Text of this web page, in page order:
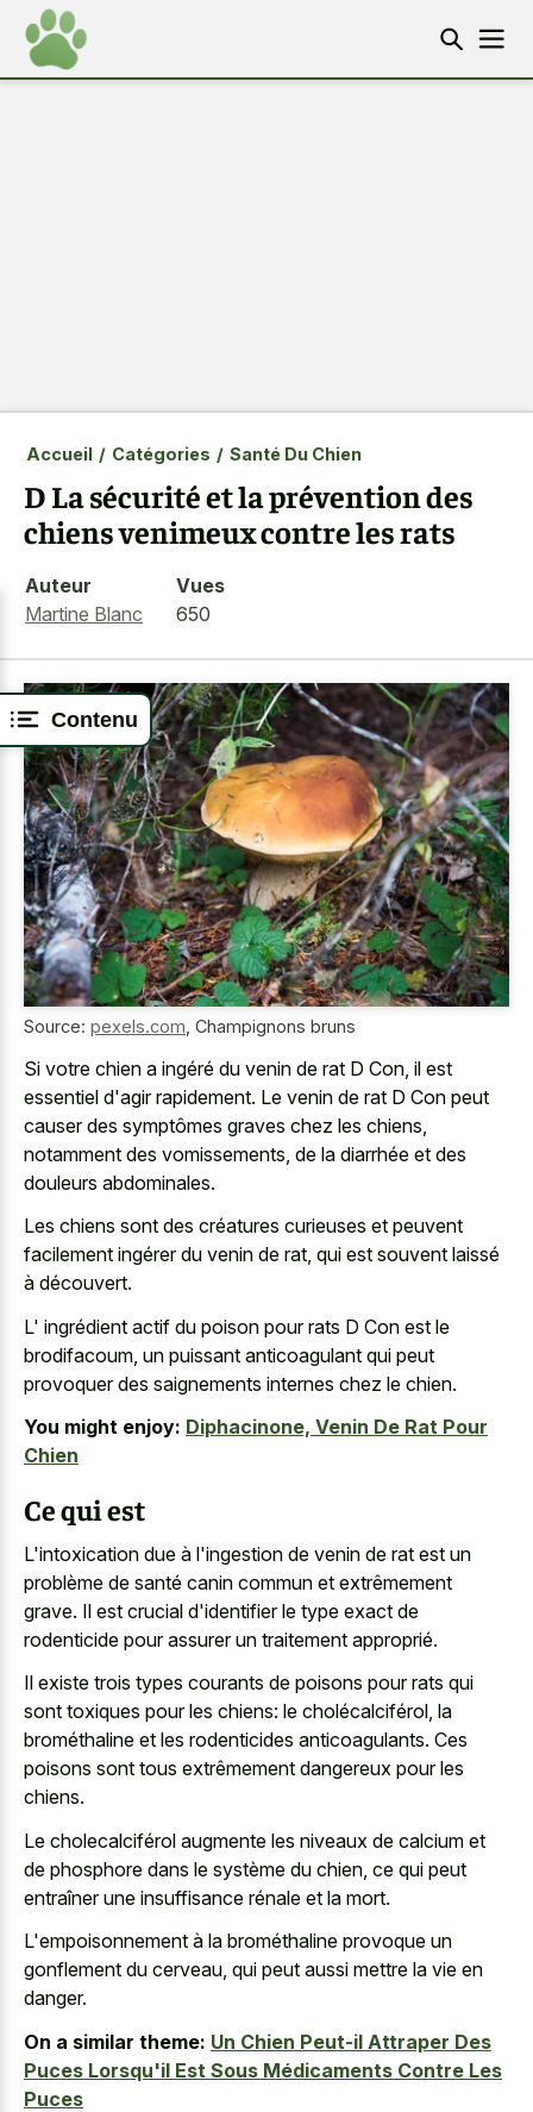
Contenu
Accueil / Catégories / Santé Du Chien
D La sécurité et la prévention des
chiens venimeux contre les rats
Auteur
Martine Blanc
Vues
650
Source: pexels.com Champignons bruns
Si votre chien a ingéré du venin de rat D Con, il est
essentiel d'agir rapidement. Le venin de rat D Con peut
causer des symptômes graves chez les chiens,
notamment des vomissements, de la diarrhée et des
douleurs abdominales.
Les chiens sont des créatures curieuses et peuvent
facilement ingérer du venin de rat, qui est souvent laissé
à découvert.
L' ingrédient actif du poison pour rats D Con est le
brodifacoum, un puissant anticoagulant qui peut
provoquer des saignements internes chez le chien.
You might enjoy: Diphacinone, Venin De Rat Pour
Chien
Ce qui est
L'intoxication due à l'ingestion de venin de rat est un
problème de santé canin commun et extrêmement
grave. Il est crucial d'identifier le type exact de
rodenticide pour assurer un traitement approprié.
Il existe trois types courants de poisons pour rats qui
sont toxiques pour les chiens: le cholécalciférol, la
brométhaline et les rodenticides anticoagulants. Ces
poisons sont tous extrêmement dangereux pour les
chiens.
Le cholecalciférol augmente les niveaux de calcium et
de phosphore dans le système du chien, ce qui peut
entraîner une insuffisance rénale et la mort.
L'empoisonnement à la brométhaline provoque un
gonflement du cerveau, qui peut aussi mettre la vie en
danger.
On a similar theme: Un Chien Peut-il Attraper Des
Puces Lorsqu'il Est Sous Médicaments Contre Les
Puces